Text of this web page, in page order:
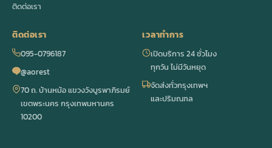
ติดต่อเรา
ติดต่อเรา
095-0796187
@aorest
70 ถ. บ้านหม้อ แขวงวังบูรพาภิรมย์
เขตพระนคร กรุงเทพมหานคร
10200
เวลาทำการ
เปิดบริการ 24 ชั่วโมง
ทุกวัน ไม่มีวันหยุด
จัดส่งทั่วกรุงเทพฯ
และปริมณฑล